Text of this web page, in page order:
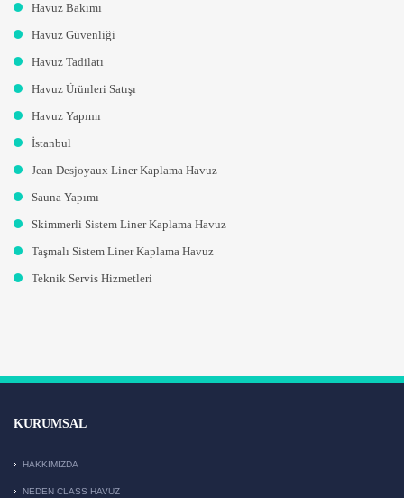
Havuz Bakımı
Havuz Güvenliği
Havuz Tadilatı
Havuz Ürünleri Satışı
Havuz Yapımı
İstanbul
Jean Desjoyaux Liner Kaplama Havuz
Sauna Yapımı
Skimmerli Sistem Liner Kaplama Havuz
Taşmalı Sistem Liner Kaplama Havuz
Teknik Servis Hizmetleri
KURUMSAL
HAKKIMIZDA
NEDEN CLASS HAVUZ